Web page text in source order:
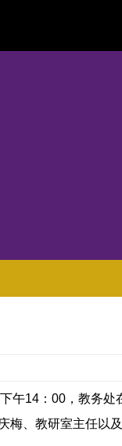
午14：00，教务处
梅、教研室主任以